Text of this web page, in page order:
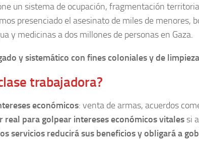
un sistema de ocupación, fragmentación
presenciado el asesinato de miles de menores,
y medicinas a dos millones de personas en Gaza.
y sistemático con fines coloniales y de
trabajadora?
económicos: venta de armas, acuerdos
real para golpear intereses económicos vitales si
servicios reducirá sus beneficios y obligará a